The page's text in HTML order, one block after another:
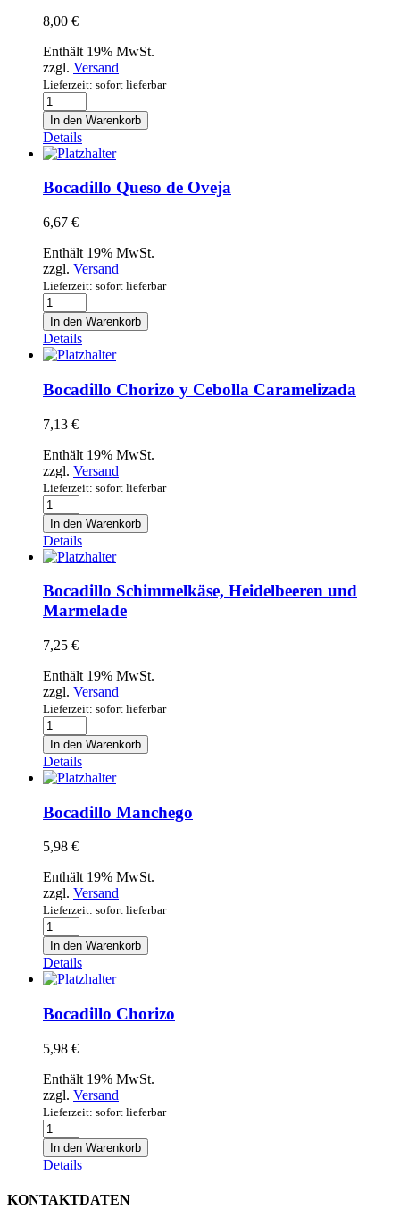
8,00 €
Enthält 19% MwSt.
zzgl. Versand
Lieferzeit: sofort lieferbar
Bocadillo
Calamares
Menge
In den Warenkorb
Details
Bocadillo Queso de Oveja
6,67 €
Enthält 19% MwSt.
zzgl. Versand
Lieferzeit: sofort lieferbar
Bocadillo
Queso
de
Oveja
Menge
In den Warenkorb
Details
Bocadillo Chorizo y Cebolla Caramelizada
7,13 €
Enthält 19% MwSt.
zzgl. Versand
Lieferzeit: sofort lieferbar
Bocadillo
Chorizo
y
Cebolla
Caramelizada
Menge
In den Warenkorb
Details
Bocadillo Schimmelkäse, Heidelbeeren und
Marmelade
7,25 €
Enthält 19% MwSt.
zzgl. Versand
Lieferzeit: sofort lieferbar
Bocadillo
Schimmelkäse,
Heidelbeeren
und
Marmelade
Menge
In den Warenkorb
Details
Bocadillo Manchego
5,98 €
Enthält 19% MwSt.
zzgl. Versand
Lieferzeit: sofort lieferbar
Bocadillo
Manchego
Menge
In den Warenkorb
Details
Bocadillo Chorizo
5,98 €
Enthält 19% MwSt.
zzgl. Versand
Lieferzeit: sofort lieferbar
Bocadillo
Chorizo
Menge
In den Warenkorb
Details
KONTAKTDATEN